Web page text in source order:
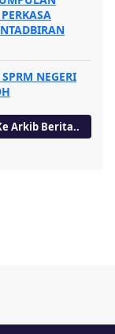
NEGERI
Arkib Berita..